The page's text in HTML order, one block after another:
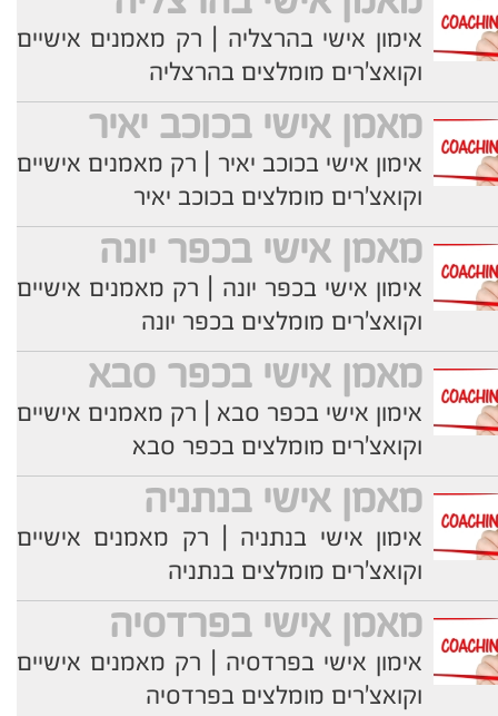
אימון אישי בהרצליה | רק מאמנים אישיים
וקואצ'רים מומלצים בהרצליה
מאמן אישי בכוכב יאיר
אימון אישי בכוכב יאיר | רק מאמנים אישיים
וקואצ'רים מומלצים בכוכב יאיר
מאמן אישי בכפר יונה
אימון אישי בכפר יונה | רק מאמנים אישיים
וקואצ'רים מומלצים בכפר יונה
מאמן אישי בכפר סבא
אימון אישי בכפר סבא | רק מאמנים אישיים
וקואצ'רים מומלצים בכפר סבא
מאמן אישי בנתניה
אימון אישי בנתניה | רק מאמנים אישיים
וקואצ'רים מומלצים בנתניה
מאמן אישי בפרדסיה
אימון אישי בפרדסיה | רק מאמנים אישיים
וקואצ'רים מומלצים בפרדסיה